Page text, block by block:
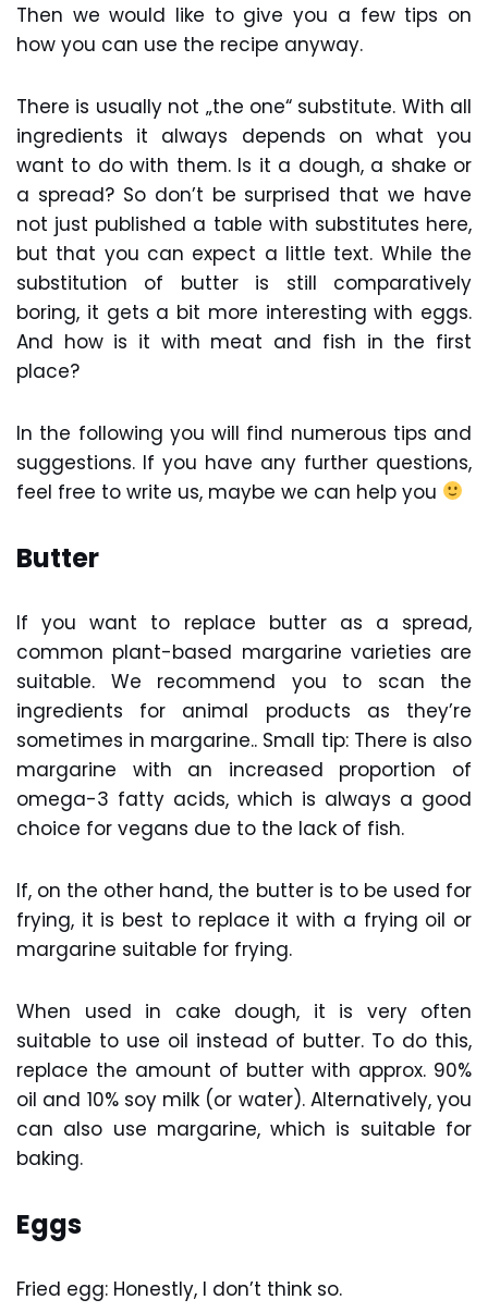
Then we would like to give you a few tips on
how you can use the recipe anyway.
There is usually not „the one“ substitute. With all
ingredients it always depends on what you
want to do with them. Is it a dough, a shake or
a spread? So don’t be surprised that we have
not just published a table with substitutes here,
but that you can expect a little text. While the
substitution of butter is still comparatively
boring, it gets a bit more interesting with eggs.
And how is it with meat and fish in the first
place?
In the following you will find numerous tips and
suggestions. If you have any further questions,
feel free to write us, maybe we can help you
Butter
If you want to replace butter as a spread,
common plant-based margarine varieties are
suitable. We recommend you to scan the
ingredients for animal products as they’re
sometimes in margarine.. Small tip: There is also
margarine with an increased proportion of
omega-3 fatty acids, which is always a good
choice for vegans due to the lack of fish.
If, on the other hand, the butter is to be used for
frying, it is best to replace it with a frying oil or
margarine suitable for frying.
When used in cake dough, it is very often
suitable to use oil instead of butter. To do this,
replace the amount of butter with approx. 90%
oil and 10% soy milk (or water). Alternatively, you
can also use margarine, which is suitable for
baking.
Eggs
Fried egg: Honestly, I don’t think so.